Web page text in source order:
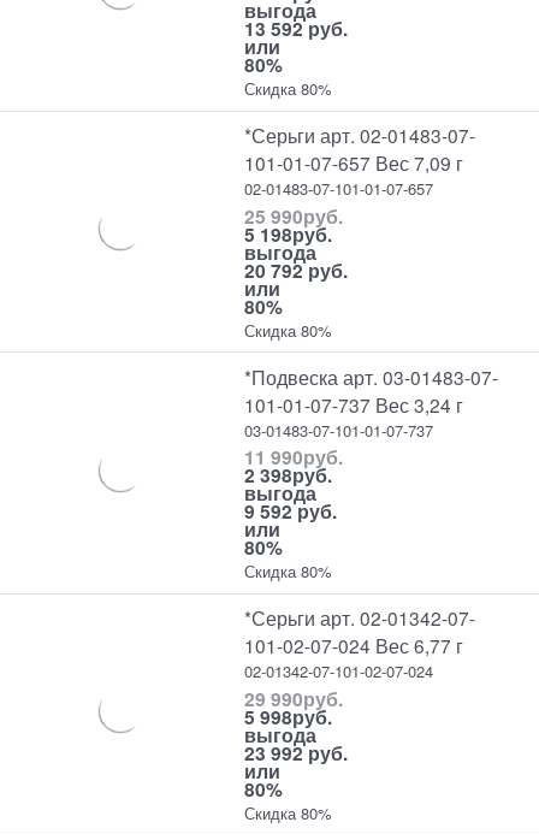
выгода
13 592 руб.
или
80%
Скидка 80%
*Серьги арт. 02-01483-07-
101-01-07-657 Вес 7,09 г
02-01483-07-101-01-07-657
25 990руб.
5 198руб.
выгода
20 792 руб.
или
80%
Скидка 80%
*Подвеска арт. 03-01483-07-
101-01-07-737 Вес 3,24 г
03-01483-07-101-01-07-737
11 990руб.
2 398руб.
выгода
9 592 руб.
или
80%
Скидка 80%
*Серьги арт. 02-01342-07-
101-02-07-024 Вес 6,77 г
02-01342-07-101-02-07-024
29 990руб.
5 998руб.
выгода
23 992 руб.
или
80%
Скидка 80%